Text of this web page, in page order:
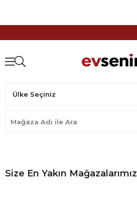
Size En Yakın Mağazalarımız